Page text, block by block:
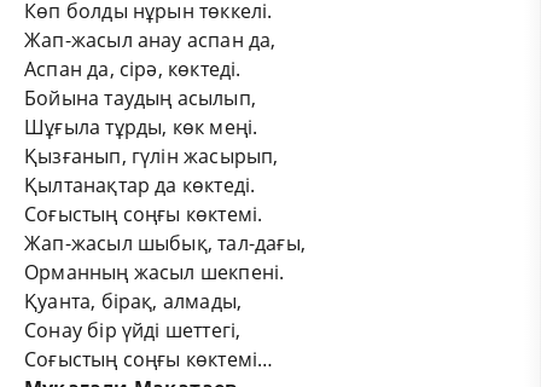
Көп болды нұрын төккелі.
Жап-жасыл анау аспан да,
Аспан да, сірә, көктеді.
Бойына таудың асылып,
Шұғыла тұрды, көк меңі.
Қызғанып, гүлін жасырып,
Қылтанақтар да көктеді.
Соғыстың соңғы көктемі.
Жап-жасыл шыбық, тал-дағы,
Орманның жасыл шекпені.
Қуанта, бірақ, алмады,
Сонау бір үйді шеттегі,
Соғыстың соңғы көктемі…